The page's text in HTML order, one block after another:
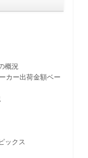
概況
ー出荷金額ベー
ックス